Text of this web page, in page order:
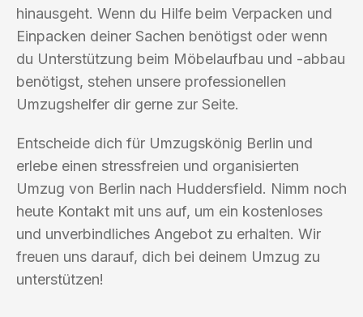
hinausgeht. Wenn du Hilfe beim Verpacken und
Einpacken deiner Sachen benötigst oder wenn
du Unterstützung beim Möbelaufbau und -abbau
benötigst, stehen unsere professionellen
Umzugshelfer dir gerne zur Seite.
Entscheide dich für Umzugskönig Berlin und
erlebe einen stressfreien und organisierten
Umzug von Berlin nach Huddersfield. Nimm noch
heute Kontakt mit uns auf, um ein kostenloses
und unverbindliches Angebot zu erhalten. Wir
freuen uns darauf, dich bei deinem Umzug zu
unterstützen!